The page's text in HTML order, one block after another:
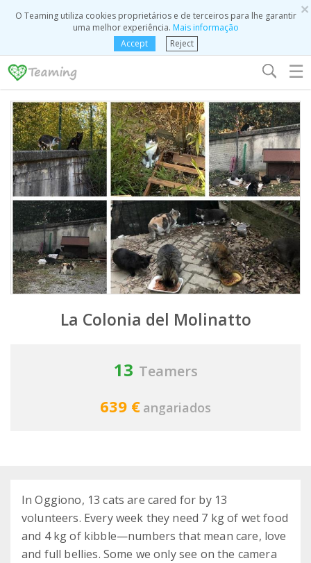
×
O Teaming utiliza cookies proprietários e de terceiros para lhe garantir
uma melhor experiência. Mais informação
Accept
Reject
☰
La Colonia del Molinatto
13 Teamers
639 € angariados
In Oggiono, 13 cats are cared for by 13
volunteers. Every week they need 7 kg of wet food
and 4 kg of kibble—numbers that mean care, love
and full bellies. Some we only see on the camera